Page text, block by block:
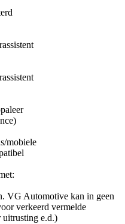
mobiele
VG Automotive kan in geen
verkeerd vermelde
e.d.)